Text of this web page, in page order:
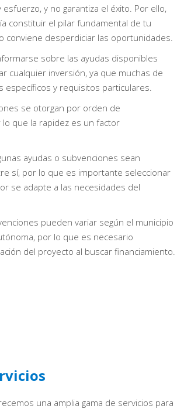
y no garantiza el éxito. Por ello,
constituir el pilar fundamental de tu
conviene desperdiciar las oportunidades.
sobre las ayudas disponibles
cualquier inversión, ya que muchas de
específicos y requisitos particulares.
se otorgan por orden de
que la rapidez es un factor
ayudas o subvenciones sean
sí, por lo que es importante seleccionar
se adapte a las necesidades del
pueden variar según el municipio
por lo que es necesario
del proyecto al buscar financiamiento.
una amplia gama de servicios para